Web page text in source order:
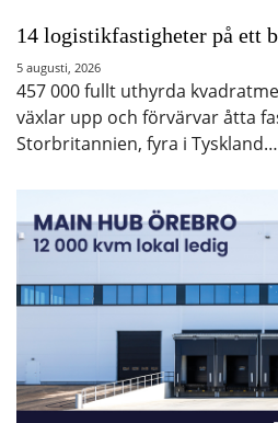
14 logistikfastigheter på ett
5 augusti, 2026
457 000 fullt uthyrda
växlar upp och förvärvar åtta
Storbritannien, fyra i Tyskland…